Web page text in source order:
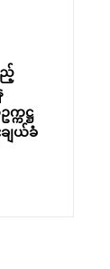
ည့်
ကဋ္ဌ
ချယ်ခံ